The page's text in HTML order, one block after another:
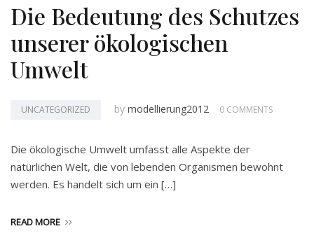
Die Bedeutung des Schutzes
unserer ökologischen
Umwelt
UNCATEGORIZED by modellierung2012 0 COMMENTS
Die ökologische Umwelt umfasst alle Aspekte der
natürlichen Welt, die von lebenden Organismen bewohnt
werden. Es handelt sich um ein […]
READ MORE